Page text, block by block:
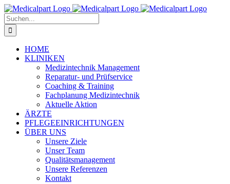
Zum
Inhalt
springen
Suche
nach:
HOME
KLINIKEN
Medizintechnik Management
Reparatur- und Prüfservice
Coaching & Training
Fachplanung Medizintechnik
Aktuelle Aktion
ÄRZTE
PFLEGEEINRICHTUNGEN
ÜBER UNS
Unsere Ziele
Unser Team
Qualitätsmanagement
Unsere Referenzen
Kontakt